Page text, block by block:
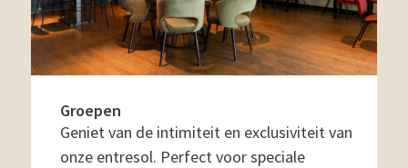
Groepen
Geniet van de intimiteit en exclusiviteit van
onze entresol. Perfect voor speciale